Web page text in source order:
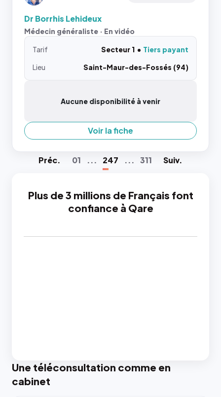
Dr Borrhis Lehideux
Médecin généraliste · En vidéo
Tarif Secteur 1
Tiers payant
Lieu
Saint-Maur-des-Fossés (94)
Aucune disponibilité à venir
Voir la fiche
Préc. 01 ... 247 ... 311 Suiv.
Plus de 3 millions de Français font
confiance à Qare
Une téléconsultation comme en
cabinet